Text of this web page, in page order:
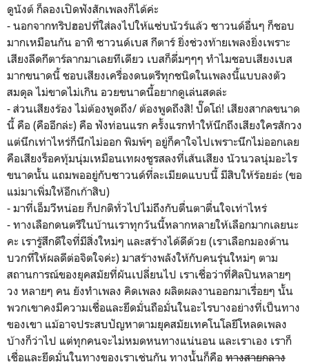
ดูนังต์ ก็ลองเปิดฟังสักเพลงก็ได้ค่ะ
- นอกจากทริปฮอปที่ใส่ลงไปให้แซ่บนัวร์แล้ว ซาวนด์อื่นๆ ก็ชอบ
มากเหมือนกัน อาทิ ซาวนด์เบส กีตาร์ ยิ่งช่วงท้ายเพลงยิ่งเพราะ
เสียงลีดกีตาร์ลากมาเลยทีเดียว เบสก็ดึ่มๆๆๆ ทำไมชอบเสียงเบส
มากขนาดนี้ ชอบเสียงเครื่องดนตรีทุกชนิดในเพลงนี้แบบลงตัว
สมดุล ไม่ขาดไม่เกิน อวยขนาดนี้อยากดูเล่นสดล่ะ
- ส่วนเสียงร้อง ไม่ต้องพูดถึง/ ต้องพูดถึงสิ! ปั๊ดโถ่! เสียงสากลขนาด
นี้ คือ (คืออีกล่ะ) คือ ฟังท่อนแรก ครั้งแรกทำให้นึกถึงเสียงใครสักวง
แต่นึกเท่าไหร่ก็นึกไม่ออก พิมพ์ๆ อยู่ก็คาใจไปเพราะนึกไม่ออกเลย
คือเสียงร็อคทุ้มนุ่มเหมือนเทผงชูรสลงที่เส้นเสียง นัวนวลนุ่มอะไร
ขนาดนั้น แถมพออยู่กับซาวนด์ที่ละเมียดแบบนี้ มีสิบให้ร้อยอ่ะ (ขอ
แม่มาเพิ่มให้อีกเก้าสิบ)
- มาที่เอ็มวีหน่อย ก็ปกติทั่วไปไม่ถึงกับตื่นตาตื่นใจเท่าไหร่
- ทางเลือกดนตรีในบ้านเราทุกวันนี้หลากหลายให้เลือกมากเลยนะ
คะ เรารู้สึกดีใจที่มีสิ่งใหม่ๆ และสร้างได้ดีด้วย (เราเลือกมองด้าน
บวกที่ให้ผลดีต่อจิตใจค่ะ) มาสร้างพลังให้กับคนรุ่นใหม่ๆ ตาม
สถานการณ์ของยุคสมัยที่ผันเปลี่ยนไป เราเชื่อว่าที่ศิลปินหลายๆ
วง หลายๆ คน ยังทำเพลง คิดเพลง ผลิตผลงานออกมาเรื่อยๆ นั้น
พวกเขาคงมีความเชื่อและยึดมั่นถือมั่นในอะไรบางอย่างที่เป็นทาง
ของเขา แม้อาจประสบปัญหาตามยุคสมัยเทคโนโลยีโหลดเพลง
บ้างก็ว่าไป แต่ทุกคนจะไม่หมดหนทางแน่นอน และเราเอง เราก็
เชื่อและยึดมั่นในทางของเราเช่นกัน ทางนั้นก็คือ ทางสายกลาง